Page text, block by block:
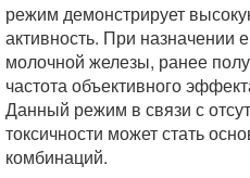
режим демонстрирует
активность. При назначении
молочной железы, ранее
частота объективного
Данный режим в связи с
токсичности может стать
комбинаций.